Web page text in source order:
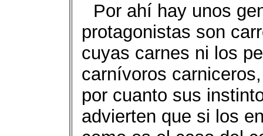
Por ahí hay unos
protagonistas son
cuyas carnes ni los
carnívoros
por cuanto sus
advierten que si los